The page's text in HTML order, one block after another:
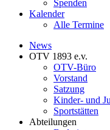
Spenden
Kalender
Alle Termine
News
OTV 1893 e.v.
OTV-Büro
Vorstand
Satzung
Kinder- und
Sportstätten
Abteilungen